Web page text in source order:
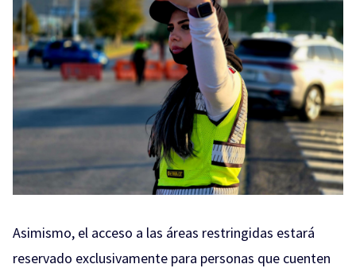
Asimismo, el acceso a las áreas restringidas estará
reservado exclusivamente para personas que cuenten